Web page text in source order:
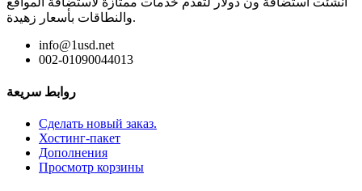
والنطاقات بأسعار زهيدة.
info@1usd.net
002-01090044013
روابط سريعة
Сделать новый заказ.
Хостинг-пакет
Дополнения
Просмотр корзины